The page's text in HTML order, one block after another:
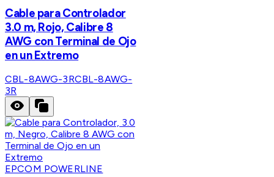
Cable para Controlador
3.0 m, Rojo, Calibre 8
AWG con Terminal de Ojo
en un Extremo
CBL-8AWG-3RCBL-8AWG-
3R
EPCOM POWERLINE